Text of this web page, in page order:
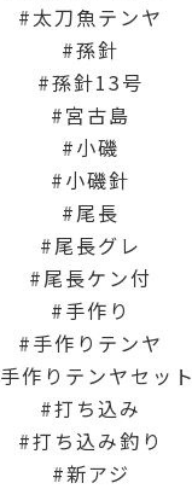
太刀魚テンヤ
孫針
孫針13号
宮古島
小磯
小磯針
尾長
尾長グレ
尾長ケン付
手作り
手作りテンヤ
手作りテンヤセット
打ち込み
打ち込み釣り
新アジ